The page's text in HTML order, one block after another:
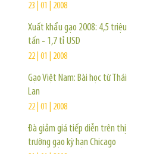
23 | 01 | 2008
Xuất khẩu gạo 2008: 4,5 triệu
tấn - 1,7 tỉ USD
22 | 01 | 2008
Gạo Việt Nam: Bài học từ Thái
Lan
22 | 01 | 2008
Đà giảm giá tiếp diễn trên thị
trường gạo kỳ hạn Chicago